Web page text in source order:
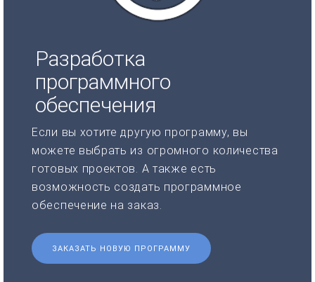
Разработка
программного
обеспечения
Если вы хотите другую программу, вы
можете выбрать из огромного количества
готовых проектов. А также есть
возможность создать программное
обеспечение на заказ.
ЗАКАЗАТЬ НОВУЮ ПРОГРАММУ